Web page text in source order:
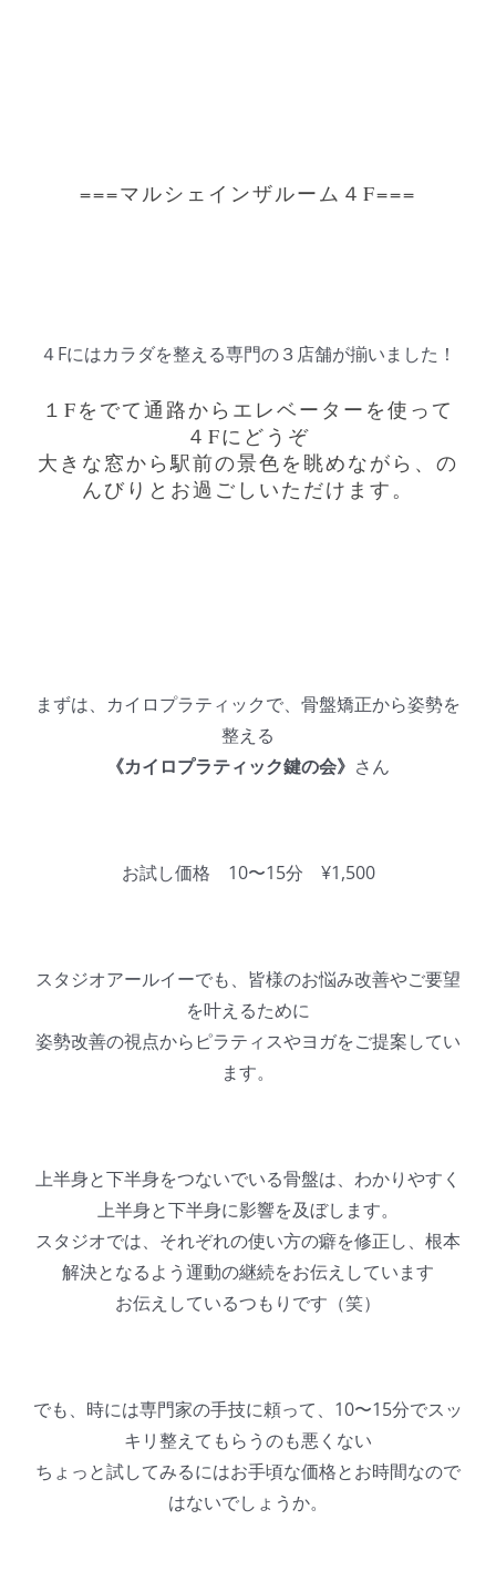
===マルシェインザルーム４F===
４Fにはカラダを整える専門の３店舗が揃いました！
１Fをでて通路からエレベーターを使って
４Fにどうぞ
大きな窓から駅前の景色を眺めながら、の
んびりとお過ごしいただけます。
まずは、カイロプラティックで、骨盤矯正から姿勢を
整える
《カイロプラティック鍵の会》 さん
お試し価格 10〜15分 ¥1,500
スタジオアールイーでも、皆様のお悩み改善やご要望
を叶えるために
姿勢改善の視点からピラティスやヨガをご提案してい
ます。
上半身と下半身をつないでいる骨盤は、わかりやすく
上半身と下半身に影響を及ぼします。
スタジオでは、それぞれの使い方の癖を修正し、根本
解決となるよう運動の継続をお伝えしています
お伝えしているつもりです（笑）
でも、時には専門家の手技に頼って、10〜15分でスッ
キリ整えてもらうのも悪くない
ちょっと試してみるにはお手頃な価格とお時間なので
はないでしょうか。